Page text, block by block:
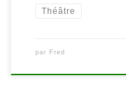
Théâtre
par Fred